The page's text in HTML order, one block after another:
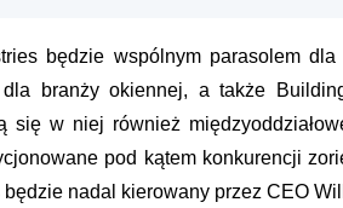
będzie wspólnym parasolem
branży okiennej, a także
się w niej również
pod kątem konkurencji
nadal kierowany przez CEO